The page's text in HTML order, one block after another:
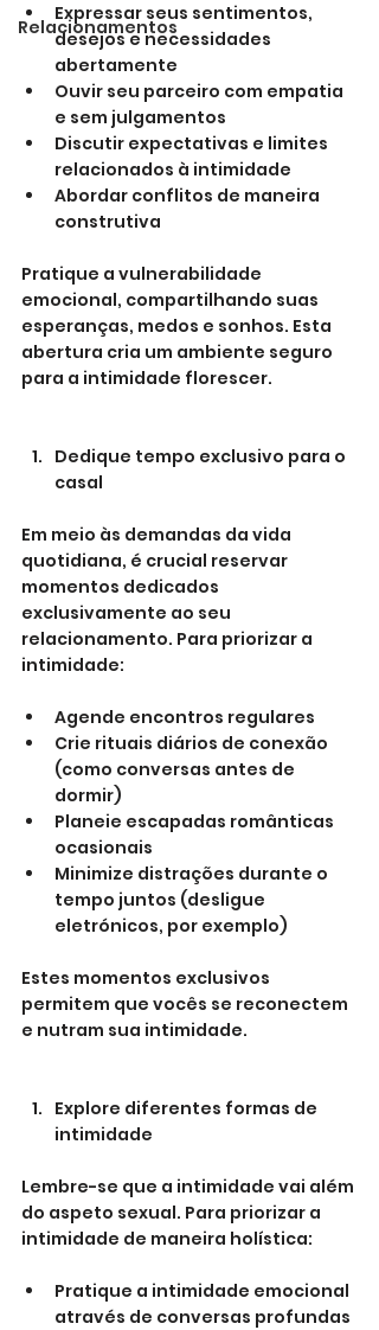
Relacionamentos
Expressar seus sentimentos,
desejos e necessidades
abertamente
Ouvir seu parceiro com empatia
e sem julgamentos
Discutir expectativas e limites
relacionados à intimidade
Abordar conflitos de maneira
construtiva
Pratique a vulnerabilidade
emocional, compartilhando suas
esperanças, medos e sonhos. Esta
abertura cria um ambiente seguro
para a intimidade florescer.
Dedique tempo exclusivo para o
casal
Em meio às demandas da vida
quotidiana, é crucial reservar
momentos dedicados
exclusivamente ao seu
relacionamento. Para priorizar a
intimidade:
Agende encontros regulares
Crie rituais diários de conexão
(como conversas antes de
dormir)
Planeie escapadas românticas
ocasionais
Minimize distrações durante o
tempo juntos (desligue
eletrónicos, por exemplo)
Estes momentos exclusivos
permitem que vocês se reconectem
e nutram sua intimidade.
Explore diferentes formas de
intimidade
Lembre-se que a intimidade vai além
do aspeto sexual. Para priorizar a
intimidade de maneira holística:
Pratique a intimidade emocional
através de conversas profundas